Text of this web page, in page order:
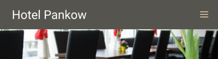
Inhalt